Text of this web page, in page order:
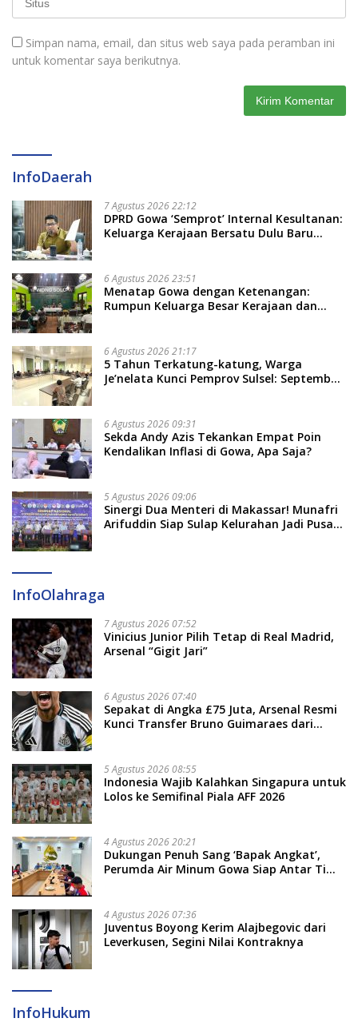
Simpan nama, email, dan situs web saya pada peramban ini
untuk komentar saya berikutnya.
InfoDaerah
7 Agustus 2026 22:12
DPRD Gowa ‘Semprot’ Internal Kesultanan:
Keluarga Kerajaan Bersatu Dulu Baru
6 Agustus 2026 23:51
Menatap Gowa dengan Ketenangan:
Rumpun Keluarga Besar Kerajaan dan
Soal Adat dan Adab
6 Agustus 2026 21:17
5 Tahun Terkatung-katung, Warga
Je’nelata Kunci Pemprov Sulsel: September
6 Agustus 2026 09:31
Sekda Andy Azis Tekankan Empat Poin
Kendalikan Inflasi di Gowa, Apa Saja?
5 Agustus 2026 09:06
Sinergi Dua Menteri di Makassar! Munafri
Arifuddin Siap Sulap Kelurahan Jadi Pusat
InfoOlahraga
7 Agustus 2026 07:52
Vinicius Junior Pilih Tetap di Real Madrid,
Arsenal “Gigit Jari”
6 Agustus 2026 07:40
Sepakat di Angka £75 Juta, Arsenal Resmi
Kunci Transfer Bruno Guimaraes dari
5 Agustus 2026 08:55
Indonesia Wajib Kalahkan Singapura untuk
Lolos ke Semifinal Piala AFF 2026
4 Agustus 2026 20:21
Dukungan Penuh Sang ‘Bapak Angkat’,
Perumda Air Minum Gowa Siap Antar Tim
4 Agustus 2026 07:36
Juventus Boyong Kerim Alajbegovic dari
Leverkusen, Segini Nilai Kontraknya
InfoHukum